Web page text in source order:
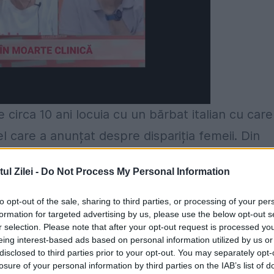
Zilei - Do Not Process My Personal Information
opt-out of the sale, sharing to third parties, or processing of your
for targeted advertising by us, please use the below opt-out
selection. Please note that after your opt-out request is processed
interest-based ads based on personal information utilized by us
to third parties prior to your opt-out. You may separately
of your personal information by third parties on the IAB’s list of
circa 10 ani locuia cu un bărbat italian cu care
a anunțat despre dispariția femeii. Din
2017, Elena i-a spus că în dimineața
cum obișnuia să facă adesea, potrivit
său s-a trezit a doua zi a observat
și cheile acesteia au rămas în casă.
a descoperit că nici documentele nu le